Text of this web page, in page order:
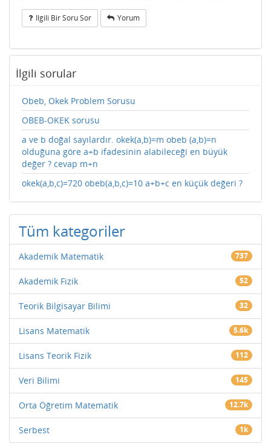
Ilgili Bir Soru Sor Yorum
İlgili sorular
Obeb, Okek Problem Sorusu
OBEB-OKEK sorusu
a ve b doğal sayılardır. okek(a,b)=m obeb (a,b)=n
olduğuna göre a+b ifadesinin alabileceği en büyük
değer ? cevap m+n
okek(a,b,c)=720 obeb(a,b,c)=10 a+b+c en küçük değeri ?
Tüm kategoriler
Akademik Matematik 737
Akademik Fizik 52
Teorik Bilgisayar Bilimi 32
Lisans Matematik 5.6k
Lisans Teorik Fizik 112
Veri Bilimi 145
Orta Öğretim Matematik 12.7k
Serbest 1k